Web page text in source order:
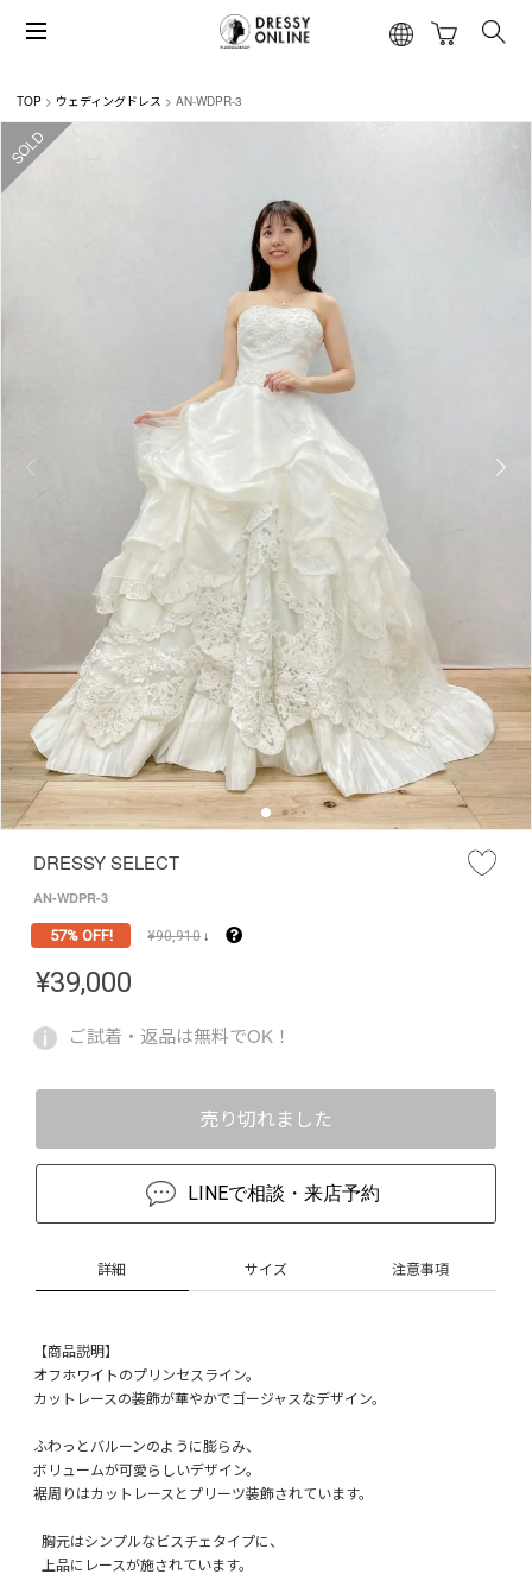
TOP ウェディングドレス AN-WDPR-3
DRESSY SELECT
AN-WDPR-3
¥90,910↓
57% OFF!
¥39,000
ご試着・返品は無料でOK！
売り切れました
LINEで相談・来店予約
詳細 サイズ 注意事項
【商品説明】
オフホワイトのプリンセスライン。
カットレースの装飾が華やかでゴージャスなデザイン。
ふわっとバルーンのように膨らみ、
ボリュームが可愛らしいデザイン。
裾周りはカットレースとプリーツ装飾されています。
胸元はシンプルなビスチェタイプに、
上品にレースが施されています。